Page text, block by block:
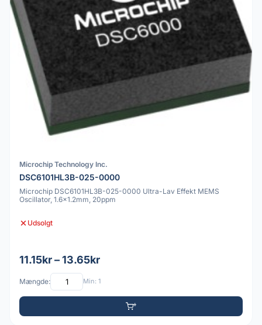
Microchip Technology Inc.
DSC6101HL3B-025-0000
Microchip DSC6101HL3B-025-0000 Ultra-Lav Effekt MEMS
Oscillator, 1.6x1.2mm, 20ppm
Udsolgt
11.15kr – 13.65kr
Mængde: Min: 1